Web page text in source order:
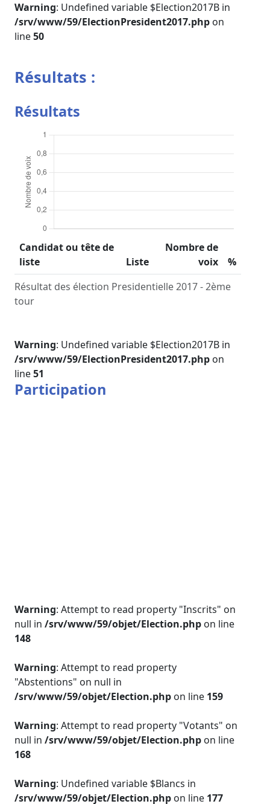
Warning: Undefined variable $Election2017B in
/srv/www/59/ElectionPresident2017.php on
line50
Résultats :
Résultats
Résultat des élection Presidentielle 2017 - 2ème
tour
Candidat ou tête de
liste
Liste
Nombre de
voix
%
Warning: Undefined variable $Election2017B in
/srv/www/59/ElectionPresident2017.php on
line51
Participation
Warning: Attempt to read property "Inscrits" on
null in /srv/www/59/objet/Election.php on line
148
Warning: Attempt to read property
"Abstentions" on null in
/srv/www/59/objet/Election.php on line 159
Warning: Attempt to read property "Votants" on
null in /srv/www/59/objet/Election.php on line
168
Warning: Undefined variable $Blancs in
/srv/www/59/objet/Election.php on line 177